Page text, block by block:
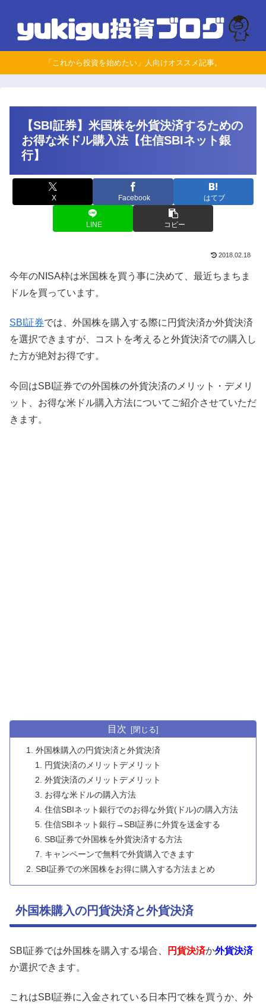
「これから投資を始めたい」人向けオススメ記事。
【SBI証券】米国株を外貨決済するための
お得な米ドル購入法【住信SBIネット銀
行】
X Facebook はてブ
LINE コピー
2018.02.18
今年のNISA枠は米国株を買う事に決めて、最近ちまちま
ドルを買っています。
SBI証券では、外国株を購入する際に円貨決済か外貨決済
を選択できますが、コストを考えると外貨決済での購入し
た方が絶対お得です。
今回はSBI証券での外国株の外貨決済のメリット・デメリ
ット、お得な米ドル購入方法についてご紹介させていただ
きます。
目次
外国株購入の円貨決済と外貨決済
円貨決済のメリットデメリット
外貨決済のメリットデメリット
お得な米ドルの購入方法
住信SBIネット銀行でのお得な外貨(ドル)の購入方法
住信SBIネット銀行→SBI証券に外貨を送金する
SBI証券で外国株を外貨決済する方法
キャンペーンで無料で外貨購入できます
SBI証券での米国株をお得に購入する方法まとめ
外国株購入の円貨決済と外貨決済
SBI証券では外国株を購入する場合、 円貨決済か外貨決済
か選択できます。
これはSBI証券に入金されている日本円で株を買うか、外